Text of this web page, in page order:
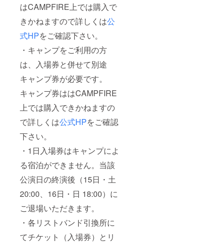
はCAMPFIRE上では購入で
きかねますので詳しくは公
式HPをご確認下さい。
・キャンプをご利用の方
は、入場券と併せて別途
キャンプ券が必要です。
キャンプ券ははCAMPFIRE
上では購入できかねますの
で詳しくは公式HPをご確認
下さい。
・1日入場券はキャンプによ
る宿泊ができません。当該
公演日の終演後（15日・土
20:00、16日・日 18:00）に
ご退場いただきます。
・各リストバンド引換所に
てチケット（入場券）とリ